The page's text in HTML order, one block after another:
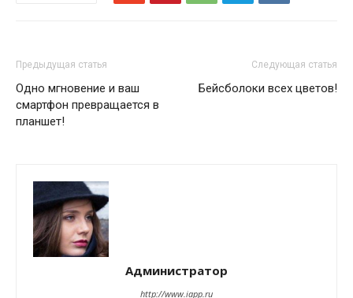
Предыдущая статья
Одно мгновение и ваш
смартфон превращается в
планшет!
Следующая статья
Бейсболоки всех цветов!
Администратор
http://www.iapp.ru